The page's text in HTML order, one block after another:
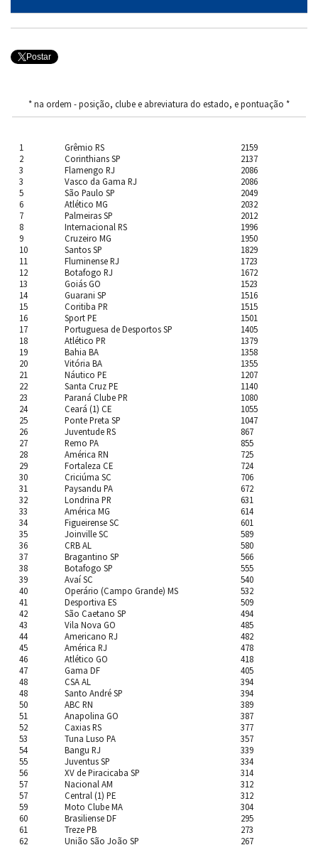
Postar
* na ordem - posição, clube e abreviatura do estado, e pontuação *
1
2
3
3
5
6
7
8
9
10
11
12
13
14
15
16
17
18
19
20
21
22
23
24
25
26
27
28
29
30
31
32
33
34
35
36
37
38
39
40
41
42
43
44
45
46
47
48
48
50
51
52
53
54
55
56
57
57
59
60
61
62
Grêmio RS
Corinthians SP
Flamengo RJ
Vasco da Gama RJ
São Paulo SP
Atlético MG
Palmeiras SP
Internacional RS
Cruzeiro MG
Santos SP
Fluminense RJ
Botafogo RJ
Goiás GO
Guarani SP
Coritiba PR
Sport PE
Portuguesa de Desportos SP
Atlético PR
Bahia BA
Vitória BA
Náutico PE
Santa Cruz PE
Paraná Clube PR
Ceará (1) CE
Ponte Preta SP
Juventude RS
Remo PA
América RN
Fortaleza CE
Criciúma SC
Paysandu PA
Londrina PR
América MG
Figueirense SC
Joinville SC
CRB AL
Bragantino SP
Botafogo SP
Avaí SC
Operário (Campo Grande) MS
Desportiva ES
São Caetano SP
Vila Nova GO
Americano RJ
América RJ
Atlético GO
Gama DF
CSA AL
Santo André SP
ABC RN
Anapolina GO
Caxias RS
Tuna Luso PA
Bangu RJ
Juventus SP
XV de Piracicaba SP
Nacional AM
Central (1) PE
Moto Clube MA
Brasiliense DF
Treze PB
União São João SP
2159
2137
2086
2086
2049
2032
2012
1996
1950
1829
1723
1672
1523
1516
1515
1501
1405
1379
1358
1355
1207
1140
1080
1055
1047
867
855
725
724
706
672
631
614
601
589
580
566
555
540
532
509
494
485
482
478
418
405
394
394
389
387
377
357
339
334
314
312
312
304
295
273
267